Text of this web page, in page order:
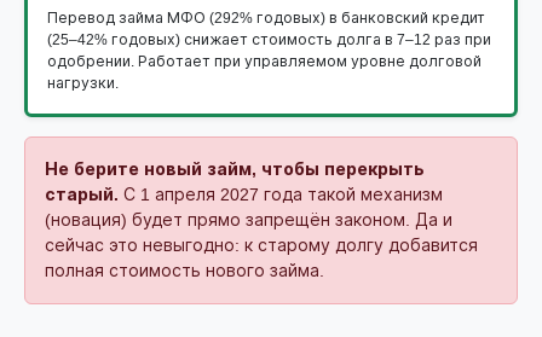
Перевод займа МФО (292% годовых) в банковский кредит
(25–42% годовых) снижает стоимость долга в 7–12 раз при
одобрении. Работает при управляемом уровне долговой
нагрузки.
Не берите новый займ, чтобы перекрыть
старый. С 1 апреля 2027 года такой механизм
(новация) будет прямо запрещён законом. Да и
сейчас это невыгодно: к старому долгу добавится
полная стоимость нового займа.